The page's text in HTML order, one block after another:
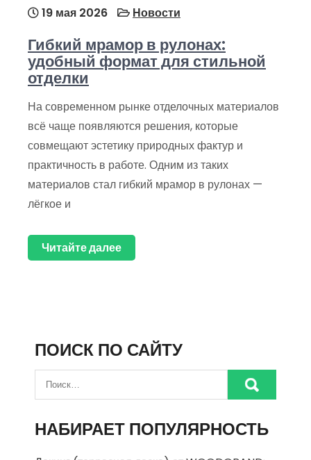
19 мая 2026 Новости
Гибкий мрамор в рулонах:
удобный формат для стильной
отделки
На современном рынке отделочных материалов
всё чаще появляются решения, которые
совмещают эстетику природных фактур и
практичность в работе. Одним из таких
материалов стал гибкий мрамор в рулонах —
лёгкое и
Читайте далее
ПОИСК ПО САЙТУ
НАБИРАЕТ ПОПУЛЯРНОСТЬ